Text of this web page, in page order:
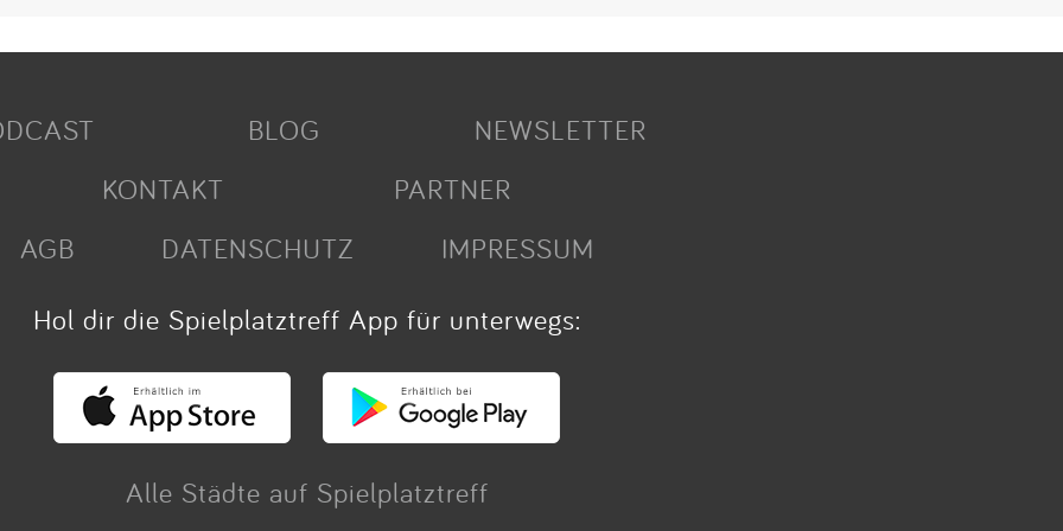
BLOG
NEWSLETTER
KONTAKT
PARTNER
AGB
DATENSCHUTZ
IMPRESSUM
Hol dir die Spielplatztreff App für unterwegs:
Alle Städte auf Spielplatztreff